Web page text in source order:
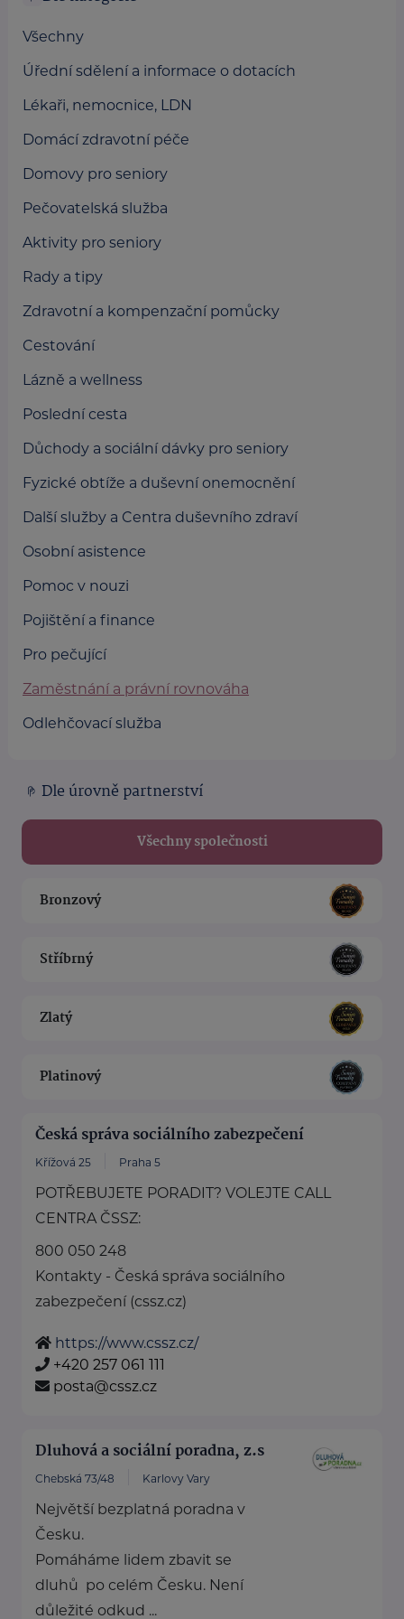
Všechny
Úřední sdělení a informace o dotacích
Lékaři, nemocnice, LDN
Domácí zdravotní péče
Domovy pro seniory
Pečovatelská služba
Aktivity pro seniory
Rady a tipy
Zdravotní a kompenzační pomůcky
Cestování
Lázně a wellness
Poslední cesta
Důchody a sociální dávky pro seniory
Fyzické obtíže a duševní onemocnění
Další služby a Centra duševního zdraví
Osobní asistence
Pomoc v nouzi
Pojištění a finance
Pro pečující
Zaměstnání a právní rovnováha
Odlehčovací služba
Dle úrovně partnerství
Všechny společnosti
Bronzový
Stříbrný
Zlatý
Platinový
Česká správa sociálního zabezpečení
Křížová 25 Praha 5
POTŘEBUJETE PORADIT? VOLEJTE CALL
CENTRA ČSSZ:
800 050 248
Kontakty - Česká správa sociálního
zabezpečení (cssz.cz)
https://www.cssz.cz/
+420 257 061 111
posta@cssz.cz
Dluhová a sociální poradna, z.s
Chebská 73/48 Karlovy Vary
Největší bezplatná poradna v
Česku.
Pomáháme lidem zbavit se
dluhů po celém Česku. Není
důležité odkud ...